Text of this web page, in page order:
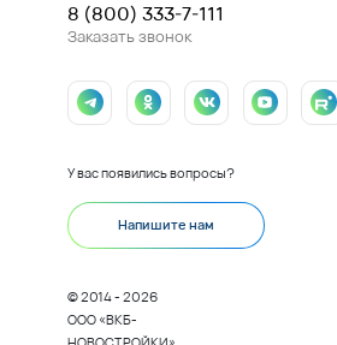
8 (800) 333-7-111
Заказать звонок
У вас появились вопросы?
Напишите нам
© 2014 - 2026
ООО «ВКБ-